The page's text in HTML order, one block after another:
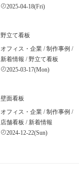
2025-04-18(Fri)
野立て看板
オフィス・企業 /制作事例 /
新着情報 /野立て看板
2025-03-17(Mon)
壁面看板
オフィス・企業 /制作事例 /
店舗看板 /新着情報
2024-12-22(Sun)